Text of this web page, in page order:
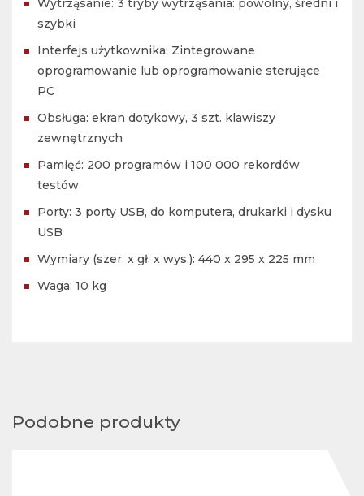
Wytrząsanie: 3 tryby wytrząsania: powolny, średni i
szybki
Interfejs użytkownika: Zintegrowane
oprogramowanie lub oprogramowanie sterujące
PC
Obsługa: ekran dotykowy, 3 szt. klawiszy
zewnętrznych
Pamięć: 200 programów i 100 000 rekordów
testów
Porty: 3 porty USB, do komputera, drukarki i dysku
USB
Wymiary (szer. x gł. x wys.): 440 x 295 x 225 mm
Waga: 10 kg
Podobne produkty